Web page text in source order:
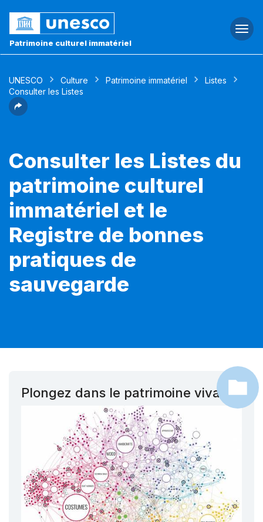
Patrimoine culturel immatériel
UNESCO Culture Patrimoine immatériel
Listes
Consulter les Listes
Consulter les Listes du
patrimoine culturel
immatériel et le
Registre de bonnes
pratiques de
sauvegarde
Plongez dans le patrimoine vivant !